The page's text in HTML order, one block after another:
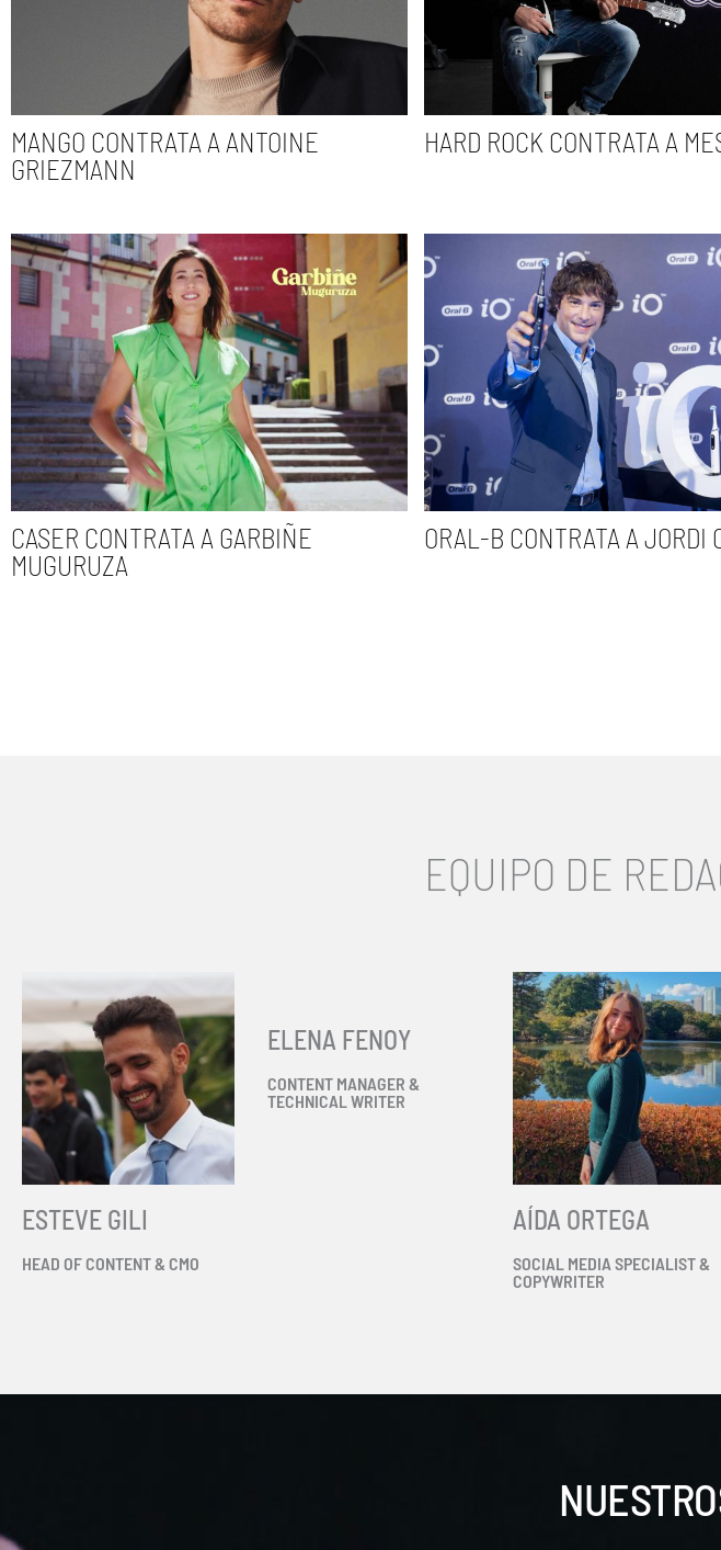
MANGO CONTRATA A ANTOINE
GRIEZMANN
HARD ROCK CONTRATA A
CASER CONTRATA A GARBIÑE
MUGURUZA
ORAL-B CONTRATA A JORDI
EQUIPO DE
ESTEVE GILI
HEAD OF CONTENT & CMO
ELENA FENOY
CONTENT MANAGER &
TECHNICAL WRITER
AÍDA ORTEGA
SOCIAL MEDIA SPECIALIST &
COPYWRITER